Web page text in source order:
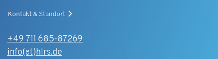
Kontakt & Standort
+49 711 685-87269
info(at)hlrs.de